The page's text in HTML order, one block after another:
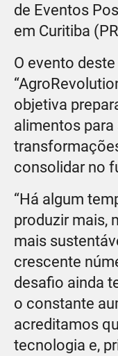
de Eventos
em Curitiba
O evento
objetiva
alimentos
consolidar no
“Há algum
produzir mais,
mais
crescente
desafio ainda
o constante
acreditamos
tecnologia e,